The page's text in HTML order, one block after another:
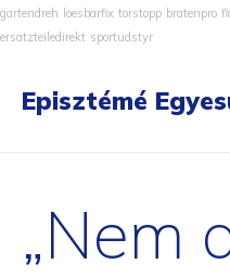
gartendreh loesbarfix torstopp bratenpro
ersatzteiledirekt sportudstyr
Episztémé
„Nem